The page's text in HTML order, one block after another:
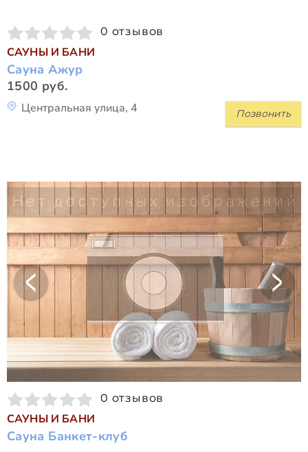
0 отзывов
САУНЫ И БАНИ
Сауна Ажур
1500 руб.
Позвонить
Центральная улица, 4
0 отзывов
САУНЫ И БАНИ
Сауна Банкет-клуб